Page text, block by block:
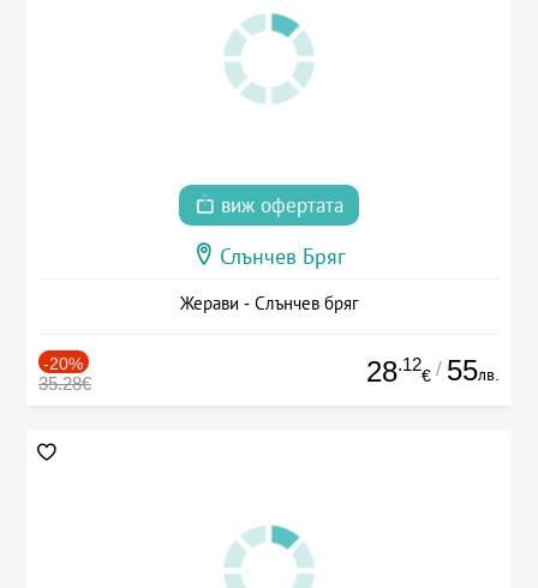
виж офертата
Слънчев Бряг
Жерави - Слънчев бряг
-20%
35.28€ 28.12
€ / 55лв.